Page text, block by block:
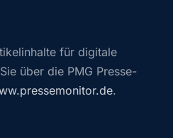
für digitale
über die PMG Presse-
.